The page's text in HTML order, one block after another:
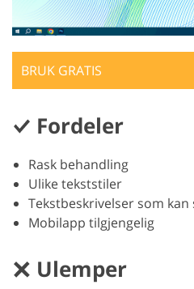
BRUK GRATIS
Fordeler
Rask behandling
Ulike tekststiler
Tekstbeskrivelser som kan
Mobilapp tilgjengelig
Ulemper